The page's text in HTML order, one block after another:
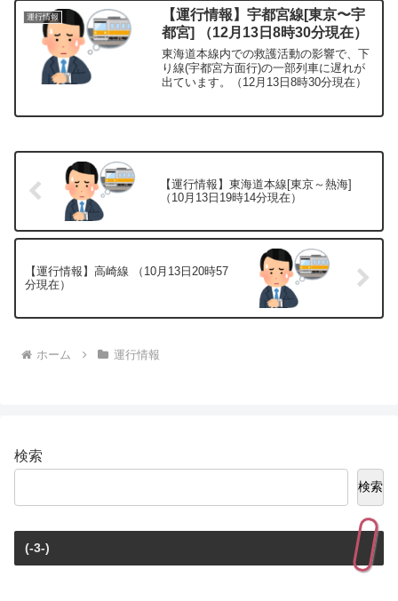
運行情報
【運行情報】宇都宮線[東京〜宇
都宮] （12月13日8時30分現在）
東海道本線内での救護活動の影響で、下
り線(宇都宮方面行)の一部列車に遅れが
出ています。（12月13日8時30分現在）
【運行情報】東海道本線[東京～熱海]
（10月13日19時14分現在）
【運行情報】高崎線 （10月13日20時57
分現在）
ホーム 運行情報
検索
検索
(-3-)